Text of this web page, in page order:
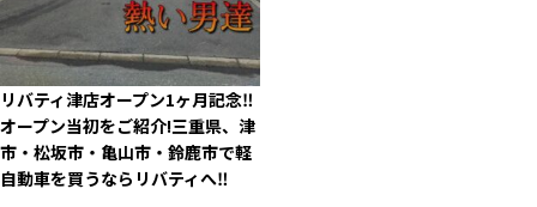
リバティ津店オープン1ヶ月記念‼
オープン当初をご紹介!三重県、津
市・松坂市・亀山市・鈴鹿市で軽
自動車を買うならリバティへ‼